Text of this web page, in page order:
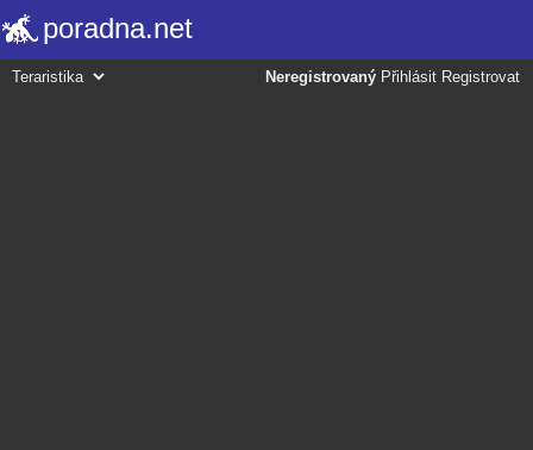
poradna.net
Neregistrovaný Přihlásit Registrovat